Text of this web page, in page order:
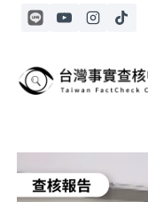
Skip